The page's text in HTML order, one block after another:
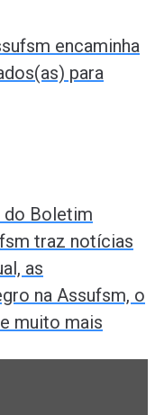
encaminha
para
do Boletim
traz notícias
as
na Assufsm, o
muito mais